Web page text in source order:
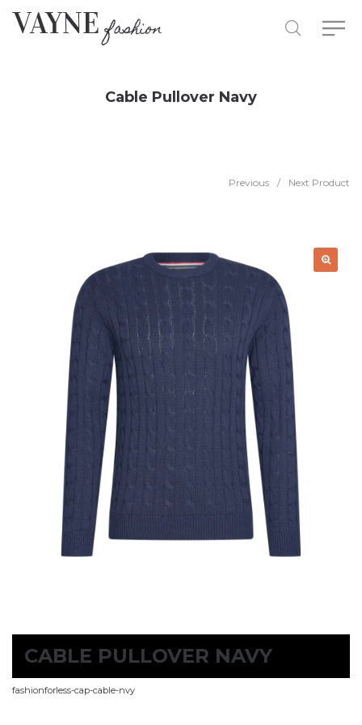
Cable Pullover Navy
Previous / Next Product
CABLE PULLOVER NAVY
fashionforless-cap-cable-nvy